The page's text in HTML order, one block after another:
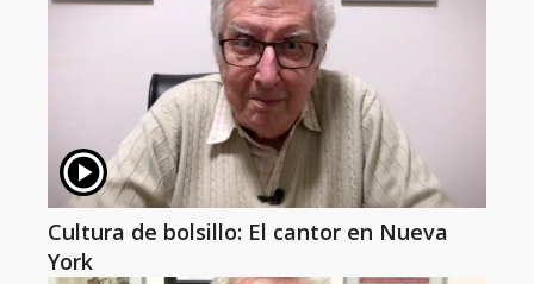
Cultura de bolsillo: El cantor en Nueva
York